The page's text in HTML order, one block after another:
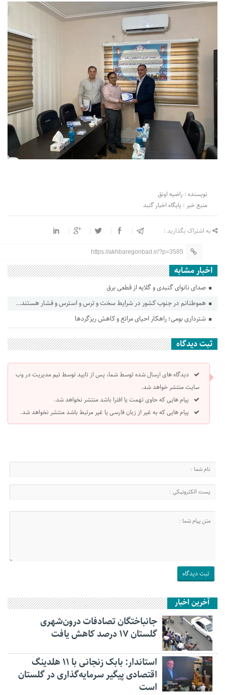
نویسنده : راضیه اونق
منبع خبر : پایگاه اخبار گنبد
به اشتراک بگذارید :
https://akhbaregonbad.ir/?p=3585
اخبار مشابه
صدای نانوای گنبدی و گلایه از قطعی برق
هموطنانم در جنوب کشور در شرایط سخت و ترس و استرس و فشار هستند…
شترداری بومی؛ راهکار احیای مراتع و کاهش ریزگردها
ثبت دیدگاه
دیدگاه های ارسال شده توسط شما، پس از تایید توسط تیم مدیریت در وب
سایت منتشر خواهد شد.
پیام هایی که حاوی تهمت یا افترا باشد منتشر نخواهد شد.
پیام هایی که به غیر از زبان فارسی یا غیر مرتبط باشد منتشر نخواهد شد.
آخرین اخبار
جانباختگان تصادفات درون‌شهری
گلستان ۱۷ درصد کاهش یافت
استاندار: بابک زنجانی با ۱۱ هلدینگ
اقتصادی پیگیر سرمایه‌گذاری در گلستان
است